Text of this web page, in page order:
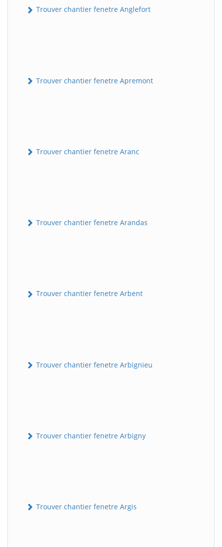
Trouver chantier fenetre Anglefort
Trouver chantier fenetre Apremont
Trouver chantier fenetre Aranc
Trouver chantier fenetre Arandas
Trouver chantier fenetre Arbent
Trouver chantier fenetre Arbignieu
Trouver chantier fenetre Arbigny
Trouver chantier fenetre Argis